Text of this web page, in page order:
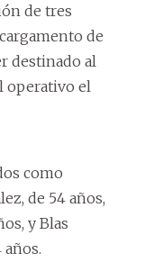
de tres
de
destinado al
operativo el
como
de 54 años,
y Blas